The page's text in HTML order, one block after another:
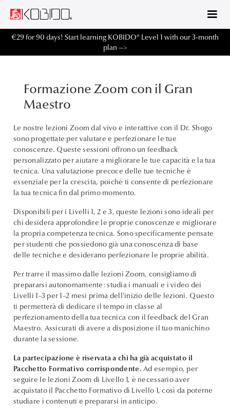
€29 for 90 days! Start learning KOBIDO® Level 1 with our 3-month
plan —>
Formazione Zoom con il Gran
Maestro
Le nostre lezioni Zoom dal vivo e interattive con il Dr. Shogo
sono progettate per valutare e perfezionare le tue
conoscenze. Queste sessioni offrono un feedback
personalizzato per aiutare a migliorare le tue capacità e la tua
tecnica. Una valutazione precoce delle tue tecniche è
essenziale per la crescita, poiché ti consente di perfezionare
la tua tecnica fin dal primo momento.
Disponibili per i Livelli 1, 2 e 3, queste lezioni sono ideali per
chi desidera approfondire le proprie conoscenze e migliorare
la propria competenza tecnica. Sono specificamente pensate
per studenti che possiedono già una conoscenza di base
delle tecniche e desiderano perfezionare le proprie abilità.
Per trarre il massimo dalle lezioni Zoom, consigliamo di
prepararsi autonomamente: studia i manuali e i video dei
Livelli 1–3 per 1–2 mesi prima dell'inizio delle lezioni. Questo
ti permetterà di dedicare il tempo in classe al
perfezionamento della tua tecnica con il feedback del Gran
Maestro. Assicurati di avere a disposizione il tuo manichino
durante la sessione.
La partecipazione è riservata a chi ha già acquistato il
Pacchetto Formativo corrispondente. Ad esempio, per
seguire le lezioni Zoom di Livello 1, è necessario aver
acquistato il Pacchetto Formativo di Livello 1, così da poterne
studiare i contenuti e prepararsi in anticipo.